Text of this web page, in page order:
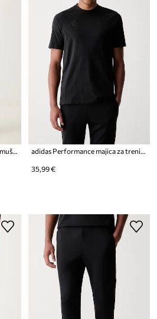
Puma sportske kratke hlače za muškarce Foundations Woven adidas Performance majica za trening za muškarce od pamuka Tiro 25
35,99 €